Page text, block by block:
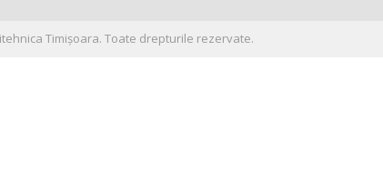
Timișoara. Toate drepturile rezervate.